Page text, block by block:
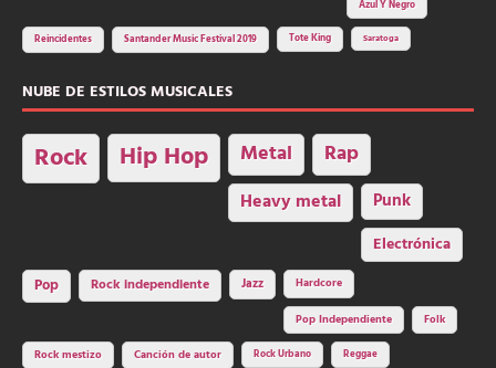
Azul Y Negro
Reincidentes Santander Music Festival 2019 Tote King Saratoga
NUBE DE ESTILOS MUSICALES
Rock Hip Hop Metal Rap
Heavy metal Punk
Electrónica
Pop Rock independiente Jazz Hardcore
Pop Independiente Folk
Rock mestizo Canción de autor Rock Urbano Reggae